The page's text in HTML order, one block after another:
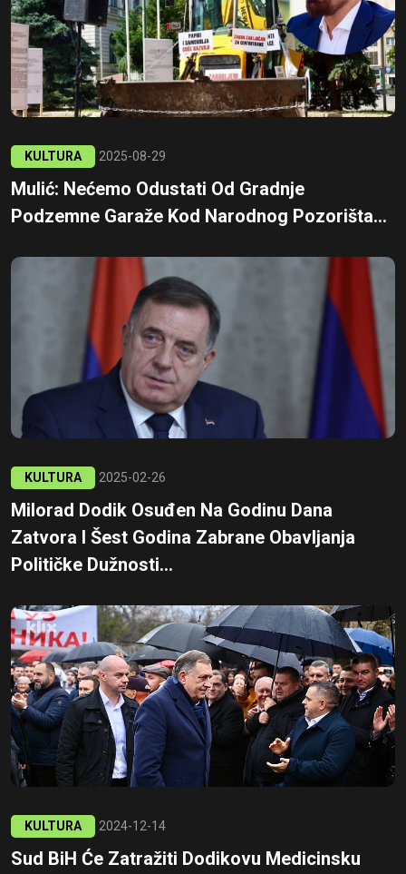
KULTURA 2025-08-29
Mulić: Nećemo Odustati Od Gradnje
Podzemne Garaže Kod Narodnog Pozorišta...
KULTURA 2025-02-26
Milorad Dodik Osuđen Na Godinu Dana
Zatvora I Šest Godina Zabrane Obavljanja
Političke Dužnosti...
KULTURA 2024-12-14
Sud BiH Će Zatražiti Dodikovu Medicinsku